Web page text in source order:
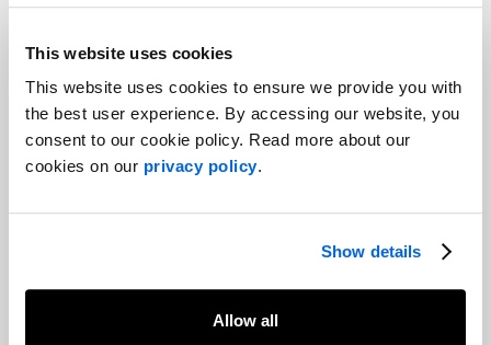
This website uses cookies
This website uses cookies to ensure we provide you with
the best user experience. By accessing our website, you
consent to our cookie policy. Read more about our
cookies on our privacy policy.
Show details
Allow all
Apparaissent dans l’ordre habituel : Martin Daraiche, président